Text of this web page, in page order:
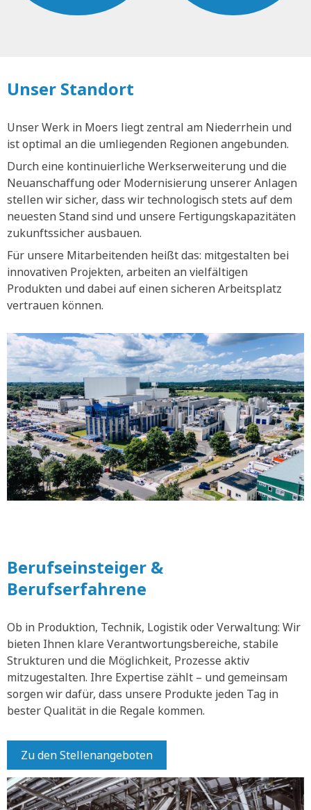
Unser Standort
Unser Werk in Moers liegt zentral am Niederrhein und
ist optimal an die umliegenden Regionen angebunden.
Durch eine kontinuierliche Werkserweiterung und die
Neuanschaffung oder Modernisierung unserer Anlagen
stellen wir sicher, dass wir technologisch stets auf dem
neuesten Stand sind und unsere Fertigungskapazitäten
zukunftssicher ausbauen.
Für unsere Mitarbeitenden heißt das: mitgestalten bei
innovativen Projekten, arbeiten an vielfältigen
Produkten und dabei auf einen sicheren Arbeitsplatz
vertrauen können.
Berufseinsteiger &
Berufserfahrene
Ob in Produktion, Technik, Logistik oder Verwaltung: Wir
bieten Ihnen klare Verantwortungsbereiche, stabile
Strukturen und die Möglichkeit, Prozesse aktiv
mitzugestalten. Ihre Expertise zählt – und gemeinsam
sorgen wir dafür, dass unsere Produkte jeden Tag in
bester Qualität in die Regale kommen.
Zu den Stellenangeboten